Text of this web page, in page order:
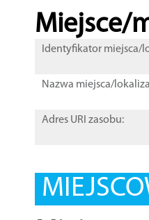
Miejsce/
Identyfikator miejsca/
Nazwa miejsca/
Adres URI zasobu: